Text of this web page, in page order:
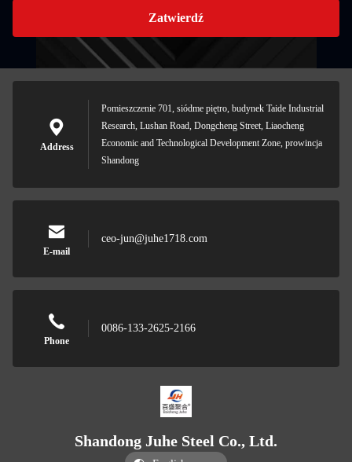
Zatwierdź
Address
Pomieszczenie 701, siódme piętro, budynek Taide Industrial
Research, Lushan Road, Dongcheng Street, Liaocheng
Economic and Technological Development Zone, prowincja
Shandong
E-mail
ceo-jun@juhe1718.com
Phone
0086-133-2625-2166
Shandong Juhe Steel Co., Ltd.